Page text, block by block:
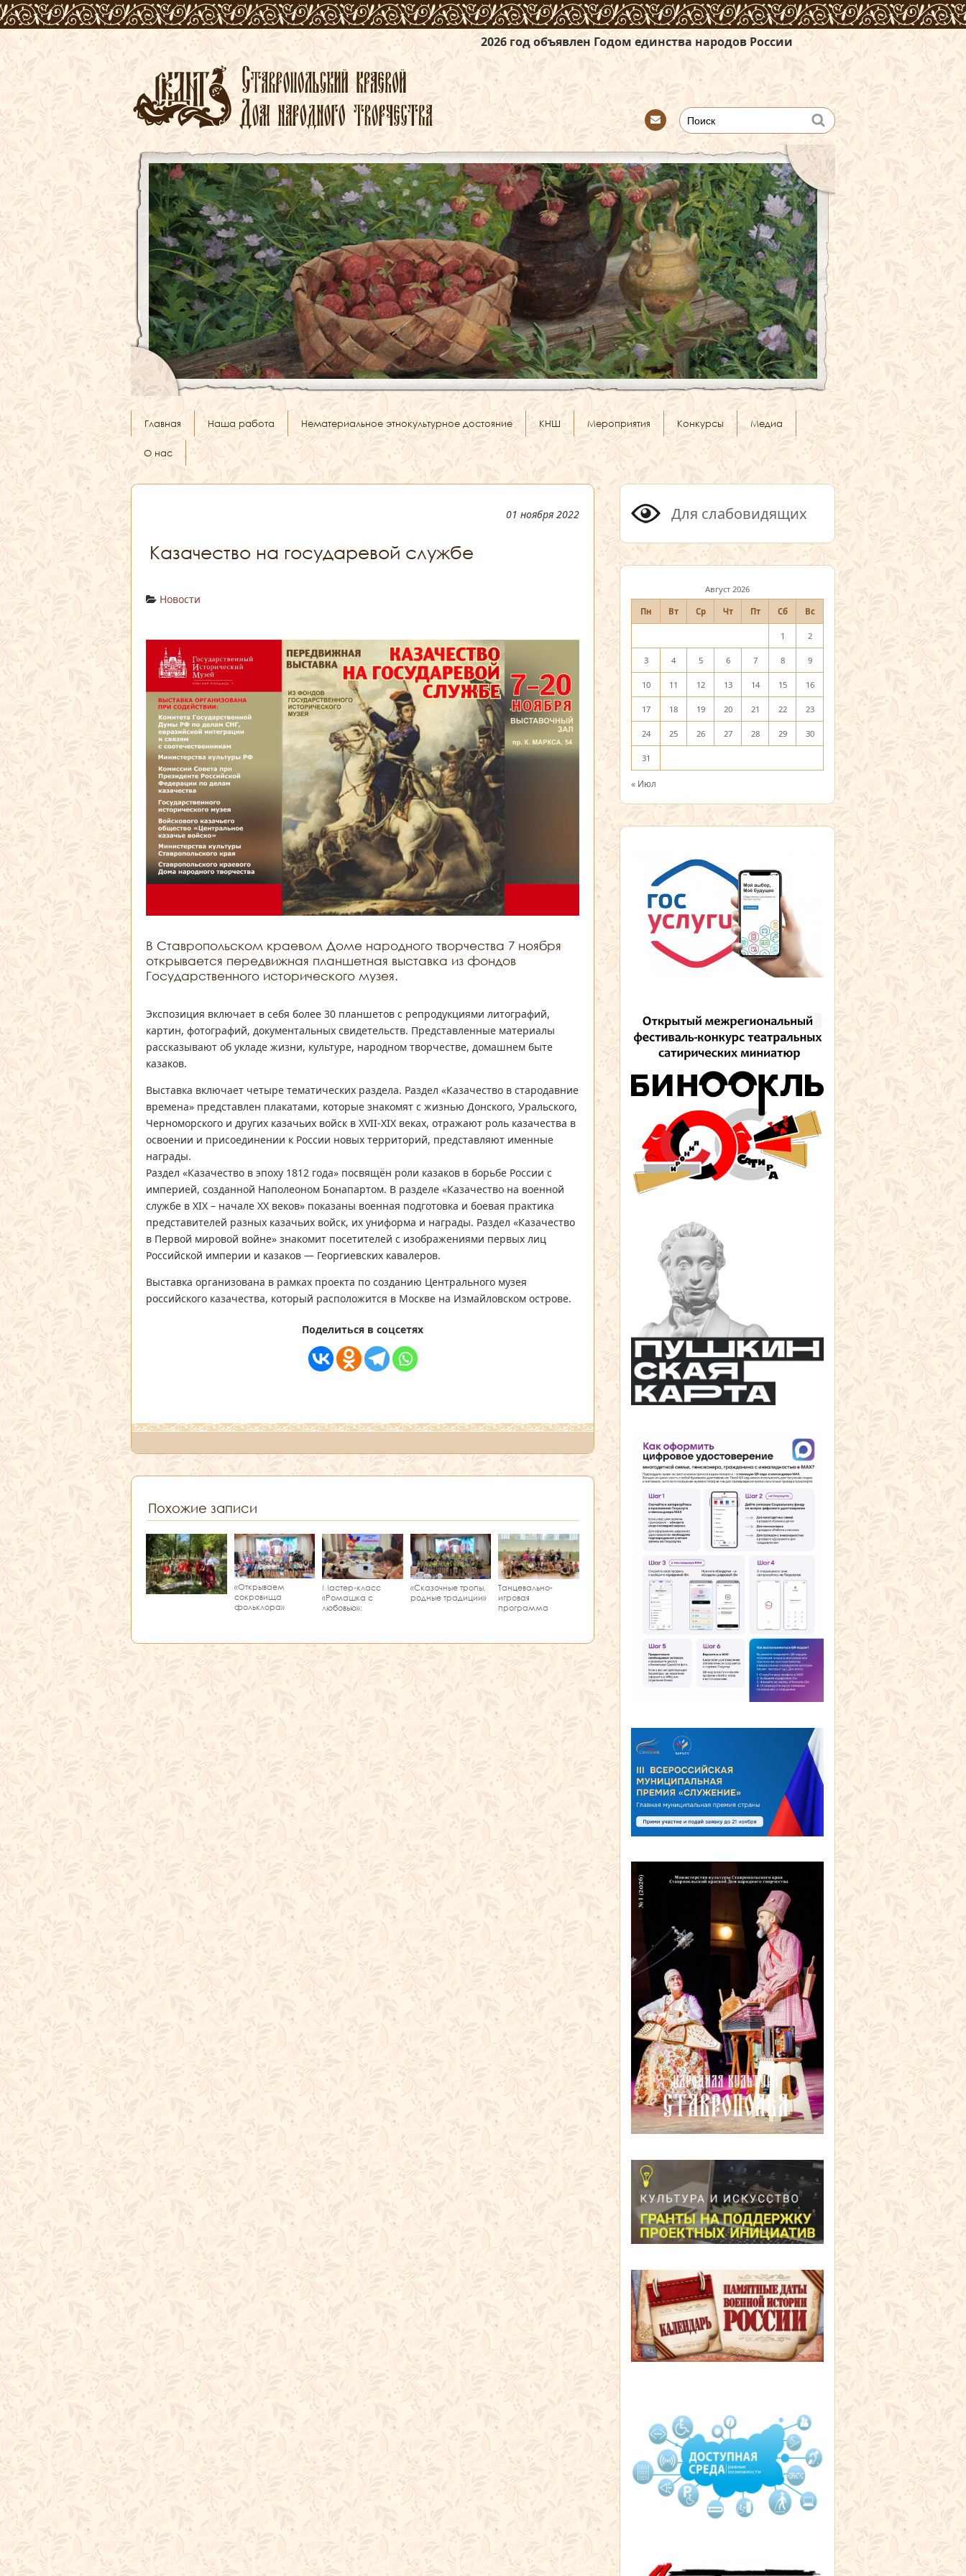
2026 год объявлен Годом единства народов России
tact
Главная Наша работа Нематериальное этнокультурное достояние КНШ Мероприятия Конкурсы Медиа
О нас
01 ноября 2022
Казачество на государевой службе
Новости
В Ставропольском краевом Доме народного творчества 7 ноября
открывается передвижная планшетная выставка из фондов
Государственного исторического музея.
Экспозиция включает в себя более 30 планшетов с репродукциями литографий,
картин, фотографий, документальных свидетельств. Представленные материалы
рассказывают об укладе жизни, культуре, народном творчестве, домашнем быте
казаков.
Выставка включает четыре тематических раздела. Раздел «Казачество в стародавние
времена» представлен плакатами, которые знакомят с жизнью Донского, Уральского,
Черноморского и других казачьих войск в XVII-XIX веках, отражают роль казачества в
освоении и присоединении к России новых территорий, представляют именные
награды.
Раздел «Казачество в эпоху 1812 года» посвящён роли казаков в борьбе России с
империей, созданной Наполеоном Бонапартом. В разделе «Казачество на военной
службе в XIX – начале XX веков» показаны военная подготовка и боевая практика
представителей разных казачьих войск, их униформа и награды. Раздел «Казачество
в Первой мировой войне» знакомит посетителей с изображениями первых лиц
Российской империи и казаков — Георгиевских кавалеров.
Выставка организована в рамках проекта по созданию Центрального музея
российского казачества, который расположится в Москве на Измайловском острове.
Поделиться в соцсетях
Похожие записи
«Открываем
сокровища
фольклора»
Мастер‑класс
«Ромашка с
любовью»:
«Сказочные тропы,
родные традиции»
Танцевально-
игровая
программа
Для слабовидящих
Август 2026
Пн Вт Ср Чт Пт Сб Вс
1 2
3 4 5 6 7 8 9
10 11 12 13 14 15 16
17 18 19 20 21 22 23
24 25 26 27 28 29 30
31
« Июл